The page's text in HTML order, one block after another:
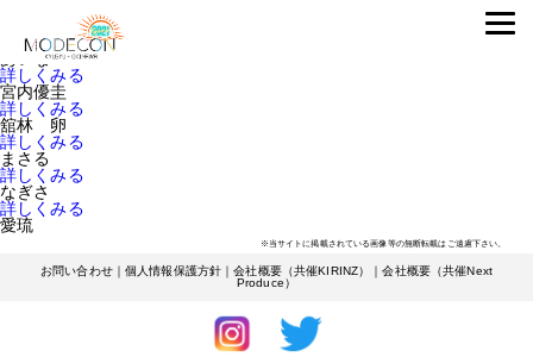
フリーター
詳しくみる
あいな
詳しくみる
宮内優圭
詳しくみる
舘林 卵
詳しくみる
まさる
詳しくみる
なぎさ
詳しくみる
愛琉
※当サイトに掲載されている画像等の無断転載はご遠慮下さい。
お問い合わせ｜個人情報保護方針 ｜会社概要（共催KIRINZ） ｜会社概要（共催Next
Produce）